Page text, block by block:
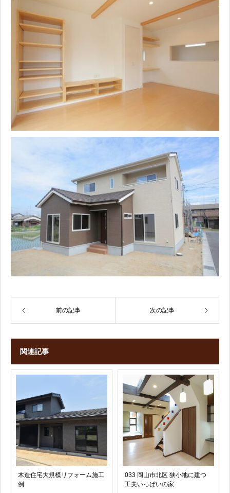
前の記事 次の記事
関連記事
木造住宅大規模リフォーム施工
例
033 岡山市北区 狭小地に建つ
工夫いっぱいの家